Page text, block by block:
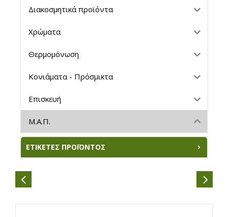
Διακοσμητικά προϊόντα
Χρώματα
Θερμομόνωση
Κονιάματα - Πρόσμικτα
Επισκευή
Μ.Α.Π.
ΕΤΙΚΈΤΕΣ ΠΡΟΪΌΝΤΟΣ